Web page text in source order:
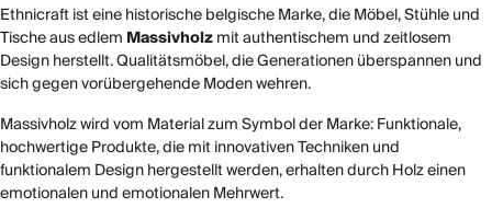
Ethnicraft ist eine historische belgische Marke, die Möbel, Stühle und
Tische aus edlem Massivholzmit authentischem und zeitlosem
Design herstellt. Qualitätsmöbel, die Generationen überspannen und
sich gegen vorübergehende Moden wehren.
Massivholz wird vom Material zum Symbol der Marke: Funktionale,
hochwertige Produkte, die mit innovativen Techniken und
funktionalem Design hergestellt werden, erhalten durch Holz einen
emotionalen und emotionalen Mehrwert.